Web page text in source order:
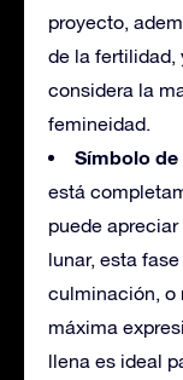
proyecto,
de la fertilidad,
considera la
femineidad.
Símbolo de
está
puede
lunar, esta
culminación, o
máxima
llena es ideal